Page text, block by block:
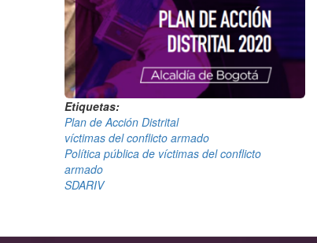
Etiquetas
Plan de Acción Distrital
víctimas del conflicto armado
Política pública de víctimas del conflicto
armado
SDARIV